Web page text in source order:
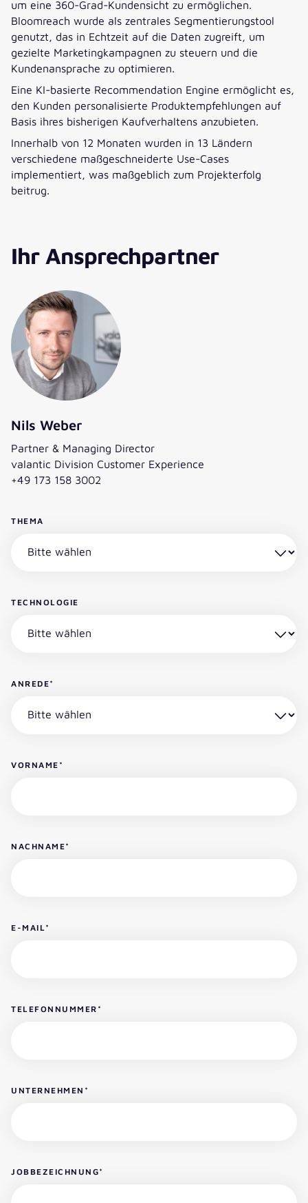
um eine 360-Grad-Kundensicht zu ermöglichen.
Bloomreach wurde als zentrales Segmentierungstool
genutzt, das in Echtzeit auf die Daten zugreift, um
gezielte Marketingkampagnen zu steuern und die
Kundenansprache zu optimieren.
Eine KI-basierte Recommendation Engine ermöglicht es,
den Kunden personalisierte Produktempfehlungen auf
Basis ihres bisherigen Kaufverhaltens anzubieten.
Innerhalb von 12 Monaten wurden in 13 Ländern
verschiedene maßgeschneiderte Use-Cases
implementiert, was maßgeblich zum Projekterfolg
beitrug.
Ihr Ansprechpartner
Nils Weber
Partner & Managing Director
valantic Division Customer Experience
+49 173 158 3002
THEMA
TECHNOLOGIE
ANREDE*
VORNAME *
NACHNAME*
E-MAIL *
TELEFONNUMMER *
UNTERNEHMEN *
JOBBEZEICHNUNG*